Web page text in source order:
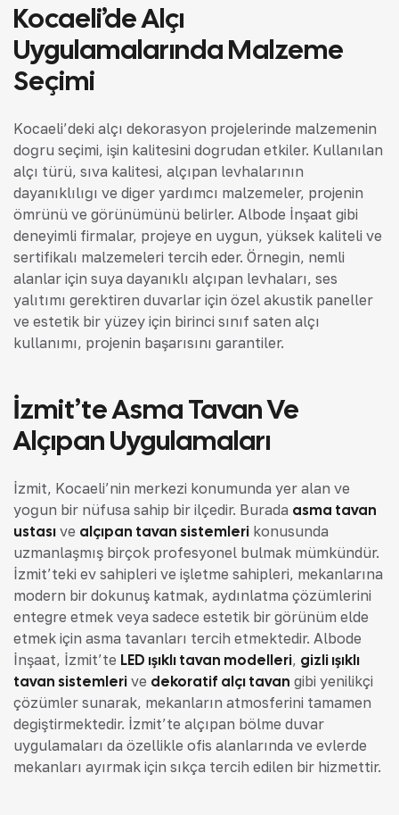
Kocaeli’de Alçı
Uygulamalarında Malzeme
Seçimi
Kocaeli’deki alçı dekorasyon projelerinde malzemenin
doğru seçimi, işin kalitesini doğrudan etkiler. Kullanılan
alçı türü, sıva kalitesi, alçıpan levhalarının
dayanıklılığı ve diğer yardımcı malzemeler, projenin
ömrünü ve görünümünü belirler. Albode İnşaat gibi
deneyimli firmalar, projeye en uygun, yüksek kaliteli ve
sertifikalı malzemeleri tercih eder. Örneğin, nemli
alanlar için suya dayanıklı alçıpan levhaları, ses
yalıtımı gerektiren duvarlar için özel akustik paneller
ve estetik bir yüzey için birinci sınıf saten alçı
kullanımı, projenin başarısını garantiler.
İzmit’te Asma Tavan Ve
Alçıpan Uygulamaları
İzmit, Kocaeli’nin merkezi konumunda yer alan ve
yoğun bir nüfusa sahip bir ilçedir. Burada asma tavan
ustası ve alçıpan tavan sistemleri konusunda
uzmanlaşmış birçok profesyonel bulmak mümkündür.
İzmit’teki ev sahipleri ve işletme sahipleri, mekanlarına
modern bir dokunuş katmak, aydınlatma çözümlerini
entegre etmek veya sadece estetik bir görünüm elde
etmek için asma tavanları tercih etmektedir. Albode
İnşaat, İzmit’te LED ışıklı tavan modelleri, gizli ışıklı
tavan sistemleri ve dekoratif alçı tavan gibi yenilikçi
çözümler sunarak, mekanların atmosferini tamamen
değiştirmektedir. İzmit’te alçıpan bölme duvar
uygulamaları da özellikle ofis alanlarında ve evlerde
mekanları ayırmak için sıkça tercih edilen bir hizmettir.